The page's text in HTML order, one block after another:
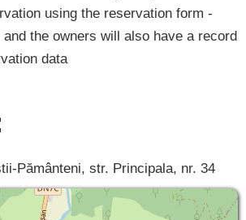
using the reservation form -
the owners will also have a record
data
Pământeni, str. Principala, nr. 34